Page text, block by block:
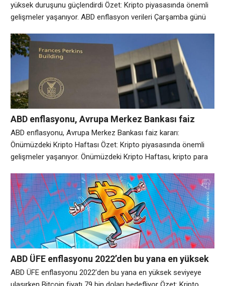
yüksek duruşunu güçlendirdi Özet: Kripto piyasasında önemli
gelişmeler yaşanıyor. ABD enflasyon verileri Çarşamba günü
oranlarını 350-375 baz puan seviyesinde tutacağı ancak yıl
sonuna kadar muhtemelen 25 baz puan artıracağı görüşünü
güçlendirdi. Çalışma İstatistikleri Bürosu’nun bir raporuna göre,
Tüketici Fiyat
ABD enflasyonu, Avrupa Merkez Bankası faiz
kararı: Önümüzdeki Kripto Haftası
ABD enflasyonu, Avrupa Merkez Bankası faiz kararı:
Önümüzdeki Kripto Haftası Özet: Kripto piyasasında önemli
gelişmeler yaşanıyor. Önümüzdeki Kripto Haftası, kripto para
dijital varlık piyasalarını etkileyecek önemli makroekonomik
olayların kapsamlı bir listesidir. Haziran ayının ikinci haftası,
dijital varlıkların rekor kıran hisse senedi piyasalarından
alışılmadık bir farklılıkla mücadele ettiği bir
ABD ÜFE enflasyonu 2022’den bu yana en yüksek
seviyeye ulaşırken Bitcoin fiyatı 79 bin doları
hedefliyor
ABD ÜFE enflasyonu 2022’den bu yana en yüksek seviyeye